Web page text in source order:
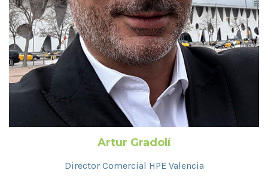
Artur Gradolí
Director Comercial HPE Valencia